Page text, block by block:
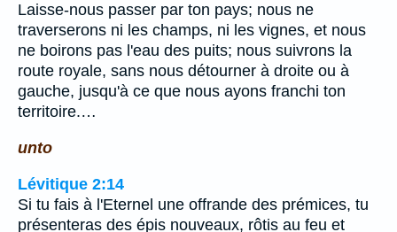
Laisse-nous passer par ton pays; nous ne
traverserons ni les champs, ni les vignes, et nous
ne boirons pas l'eau des puits; nous suivrons la
route royale, sans nous détourner à droite ou à
gauche, jusqu'à ce que nous ayons franchi ton
territoire.…
unto
Lévitique 2:14
Si tu fais à l'Eternel une offrande des prémices, tu
présenteras des épis nouveaux, rôtis au feu et